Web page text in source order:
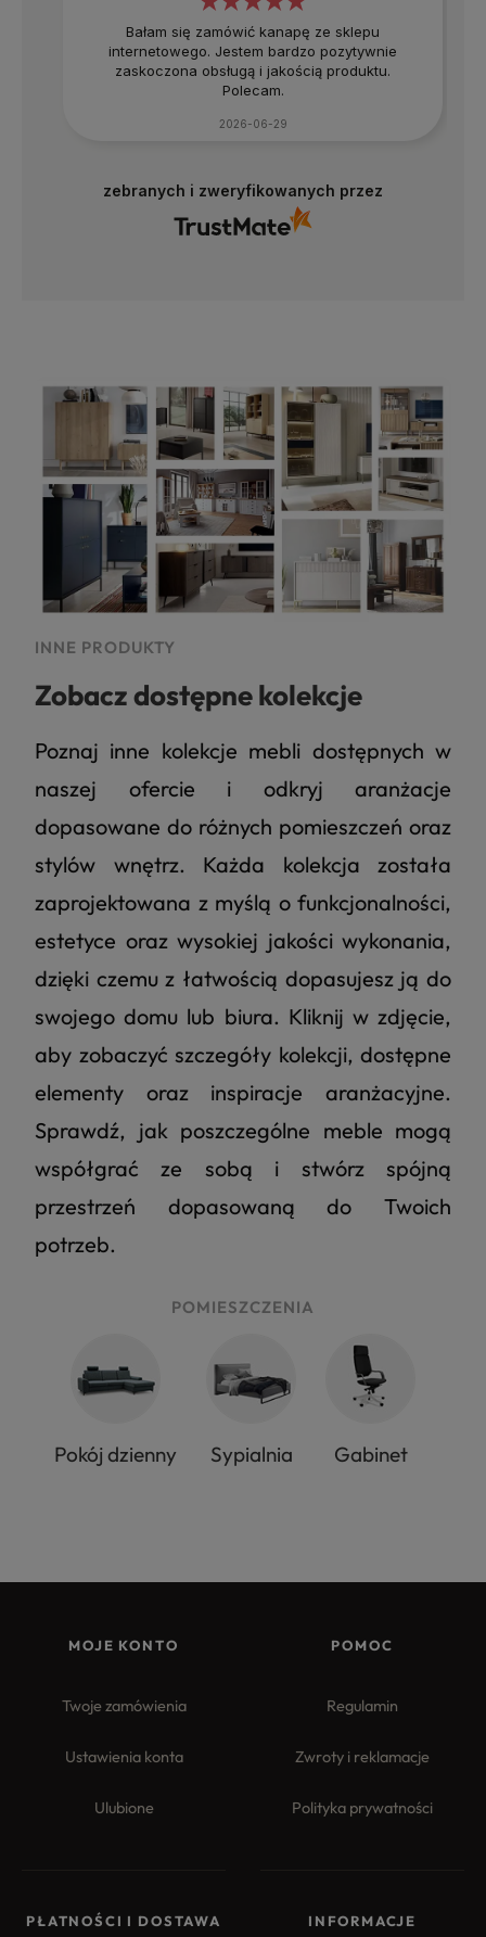
Bałam się zamówić kanapę ze sklepu
internetowego. Jestem bardzo pozytywnie
zaskoczona obsługą i jakością produktu.
Polecam.
2026-06-29
zebranych i zweryfikowanych przez
INNE PRODUKTY
Zobacz dostępne kolekcje
Poznaj inne kolekcje mebli dostępnych w
naszej ofercie i odkryj aranżacje
dopasowane do różnych pomieszczeń oraz
stylów wnętrz. Każda kolekcja została
zaprojektowana z myślą o funkcjonalności,
estetyce oraz wysokiej jakości wykonania,
dzięki czemu z łatwością dopasujesz ją do
swojego domu lub biura. Kliknij w zdjęcie,
aby zobaczyć szczegóły kolekcji, dostępne
elementy oraz inspiracje aranżacyjne.
Sprawdź, jak poszczególne meble mogą
współgrać ze sobą i stwórz spójną
przestrzeń dopasowaną do Twoich
potrzeb.
POMIESZCZENIA
Pokój dzienny Sypialnia Gabinet
MOJE KONTO
Twoje zamówienia
Ustawienia konta
Ulubione
POMOC
Regulamin
Zwroty i reklamacje
Polityka prywatności
PŁATNOŚCI I DOSTAWA INFORMACJE
Na podstawie 177opinii z całego okresu